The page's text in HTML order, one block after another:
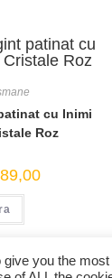
cu Inimi
Roz
89,00Prețul
you the